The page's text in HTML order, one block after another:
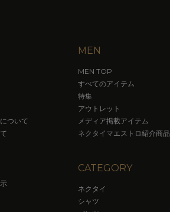
ついて
MEN
MEN TOP
すべてのアイテム
特集
アウトレット
メディア掲載アイテム
ネクタイマエストロ紹介商品
CATEGORY
ネクタイ
シャツ